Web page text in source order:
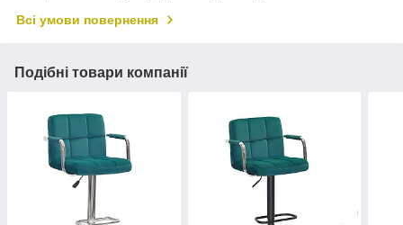
Всі умови повернення
Подібні товари компанії